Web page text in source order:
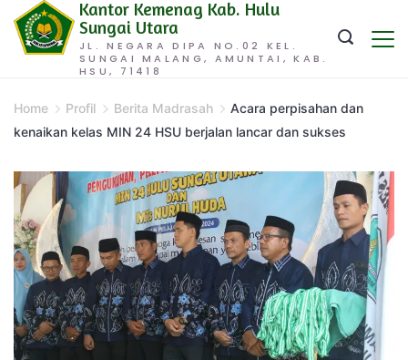
Skip
JL. NEGARA DIPA NO.02 KEL.
SUNGAI MALANG, AMUNTAI, KAB.
HSU, 71418
Kantor Kemenag Kab. Hulu
Sungai Utara
Home Profil Berita Madrasah
Acara perpisahan dan
kenaikan kelas MIN 24 HSU berjalan lancar dan sukses